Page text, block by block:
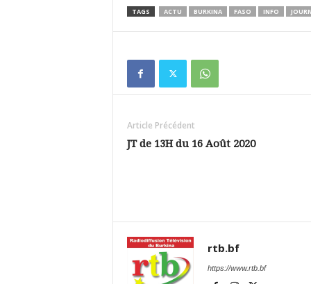
TAGS ACTU BURKINA FASO INFO
Article Précédent
JT de 13H du 16 Août 2020
rtb.bf
https://www.rtb.bf